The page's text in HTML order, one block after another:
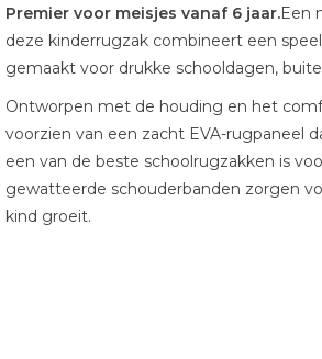
Premier voor meisjes vanaf 6 jaar.Een
deze kinderrugzak combineert een
gemaakt voor drukke schooldagen,
Ontworpen met de houding en het
voorzien van een zacht EVA-rugpaneel
een van de beste schoolrugzakken is
gewatteerde schouderbanden zorgen
kind groeit.